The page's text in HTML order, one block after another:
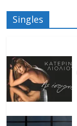
Singles